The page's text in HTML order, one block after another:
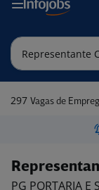
297 Vagas de Emprego
PG PORTARIA E